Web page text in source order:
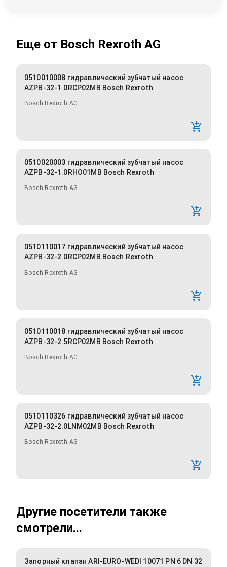
Еще от Bosch Rexroth AG
0510010008 гидравлический зубчатый насос
AZPB-32-1.0RCP02MB Bosch Rexroth
Bosch Rexroth AG
0510020003 гидравлический зубчатый насос
AZPB-32-1.0RHO01MB Bosch Rexroth
Bosch Rexroth AG
0510110017 гидравлический зубчатый насос
AZPB-32-2.0RCP02MB Bosch Rexroth
Bosch Rexroth AG
0510110018 гидравлический зубчатый насос
AZPB-32-2.5RCP02MB Bosch Rexroth
Bosch Rexroth AG
0510110326 гидравлический зубчатый насос
AZPB-32-2.0LNM02MB Bosch Rexroth
Bosch Rexroth AG
Другие посетители также
смотрели...
Запорный клапан ARI-EURO-WEDI 10071 PN 6 DN 32